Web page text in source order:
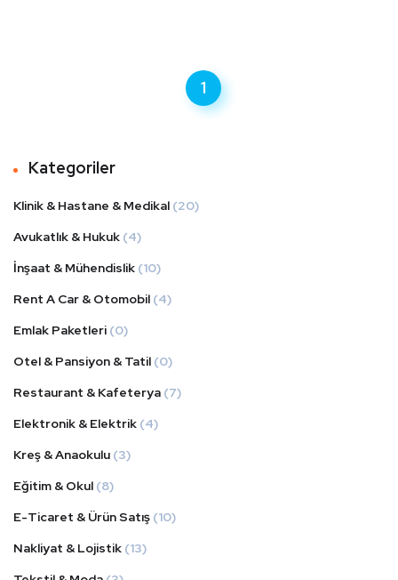
1
Kategoriler
Klinik & Hastane & Medikal (20)
Avukatlık & Hukuk (4)
İnşaat & Mühendislik (10)
Rent A Car & Otomobil (4)
Emlak Paketleri (0)
Otel & Pansiyon & Tatil (0)
Restaurant & Kafeterya (7)
Elektronik & Elektrik (4)
Kreş & Anaokulu (3)
Eğitim & Okul (8)
E-Ticaret & Ürün Satış (10)
Nakliyat & Lojistik (13)